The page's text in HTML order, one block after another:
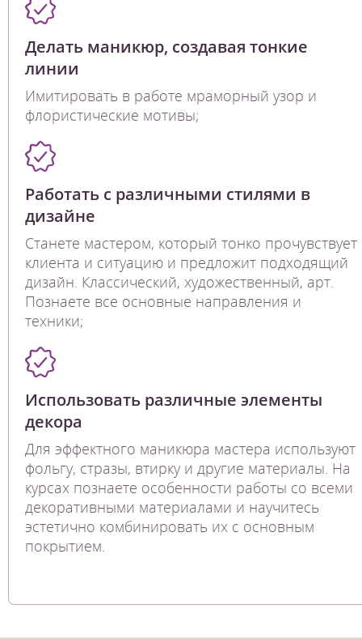
Делать маникюр, создавая тонкие
линии
Имитировать в работе мраморный узор и
флористические мотивы;
Работать с различными стилями в
дизайне
Станете мастером, который тонко прочувствует
клиента и ситуацию и предложит подходящий
дизайн. Классический, художественный, арт.
Познаете все основные направления и
техники;
Использовать различные элементы
декора
Для эффектного маникюра мастера используют
фольгу, стразы, втирку и другие материалы. На
курсах познаете особенности работы со всеми
декоративными материалами и научитесь
эстетично комбинировать их с основным
покрытием.